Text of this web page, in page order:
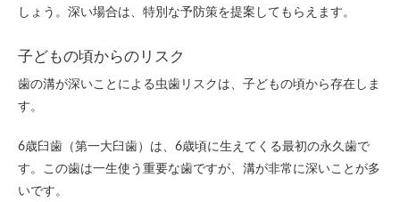
しょう。深い場合は、特別な予防策を提案してもらえます。
子どもの頃からのリスク
歯の溝が深いことによる虫歯リスクは、子どもの頃から存在しま
す。
6歳臼歯（第一大臼歯）は、6歳頃に生えてくる最初の永久歯で
す。この歯は一生使う重要な歯ですが、溝が非常に深いことが多
いです。